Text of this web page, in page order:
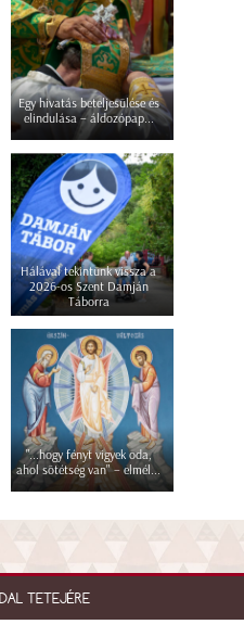
Egy hivatás beteljesülése és
elindulása – áldozópap...
Hálával tekintünk vissza a
2026-os Szent Damján
Táborra
"...hogy fényt vigyek oda,
ahol sötétség van" – elmél...
TETEJÉRE